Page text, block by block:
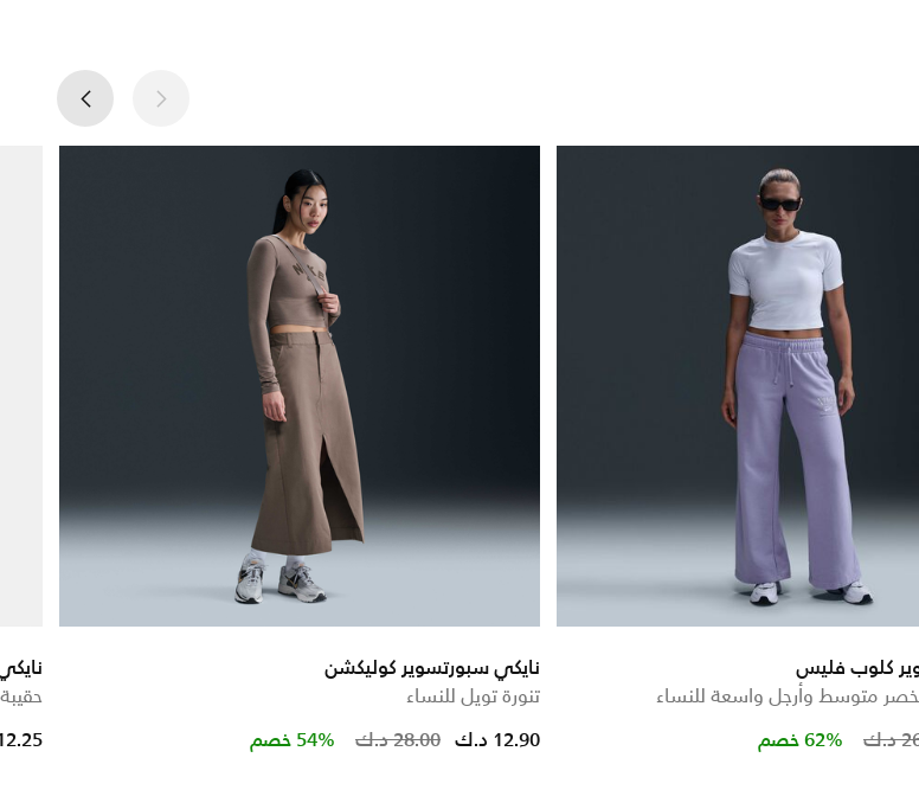
كلوب فليس
متوسط وأرجل واسعة للنساء
62% خصم
نايكي سبورتسوير كوليكشن
تنورة تويل للنساء
Price reduced from
28.00 د.ك to
12.90 د.ك 54% خصم
12.25